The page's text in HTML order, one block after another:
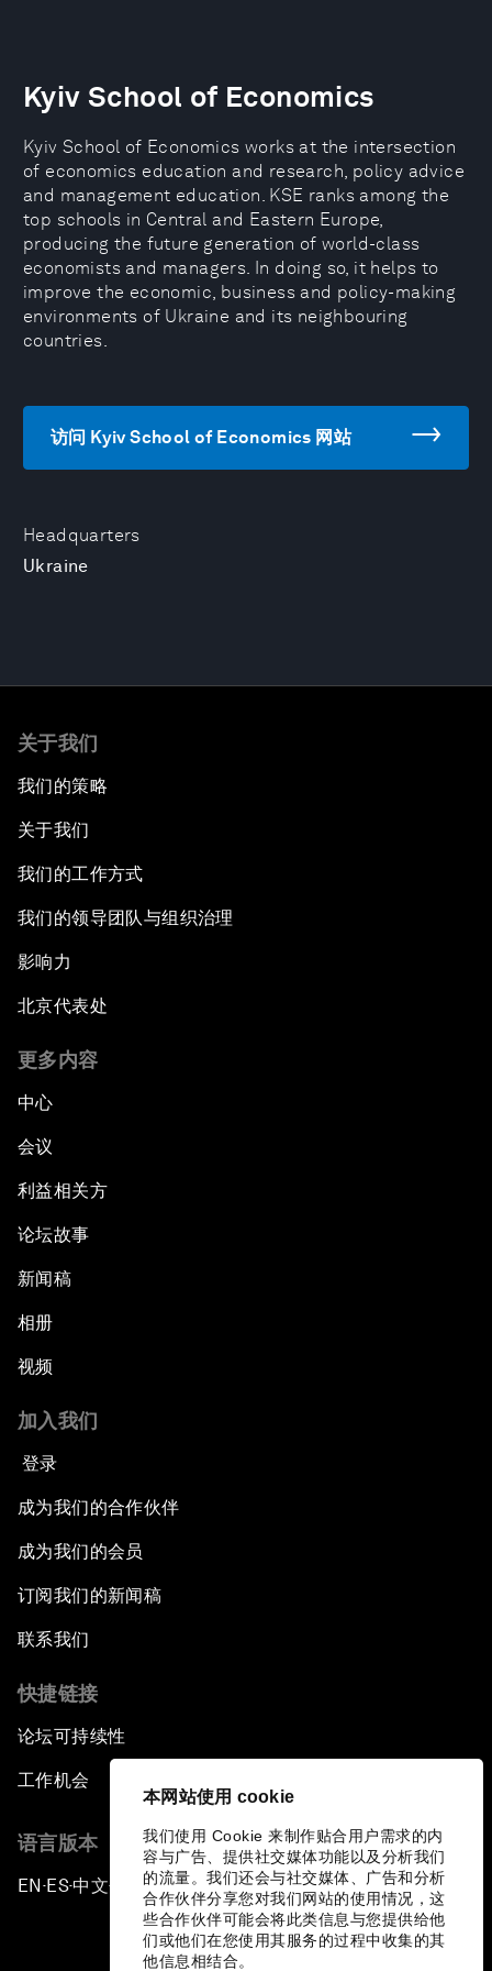
本网站使用 cookie
我们使用 Cookie 来制作贴合用户需求的内
容与广告、提供社交媒体功能以及分析我们
的流量。我们还会与社交媒体、广告和分析
合作伙伴分享您对我们网站的使用情况，这
些合作伙伴可能会将此类信息与您提供给他
们或他们在您使用其服务的过程中收集的其
他信息相结合。
Headquarters
Ukraine
Kyiv School of Economics
Kyiv School of Economics works at the intersection
of economics education and research, policy advice
and management education. KSE ranks among the
top schools in Central and Eastern Europe,
producing the future generation of world-class
economists and managers. In doing so, it helps to
improve the economic, business and policy-making
environments of Ukraine and its neighbouring
countries.
访问 Kyiv School of Economics 网站
关于我们
我们的策略
关于我们
我们的工作方式
我们的领导团队与组织治理
影响力
北京代表处
更多内容
中心
会议
利益相关方
论坛故事
新闻稿
相册
视频
加入我们
登录
成为我们的合作伙伴
成为我们的会员
订阅我们的新闻稿
联系我们
快捷链接
论坛可持续性
工作机会
语言版本
EN ▪ES▪中文▪ 日本語